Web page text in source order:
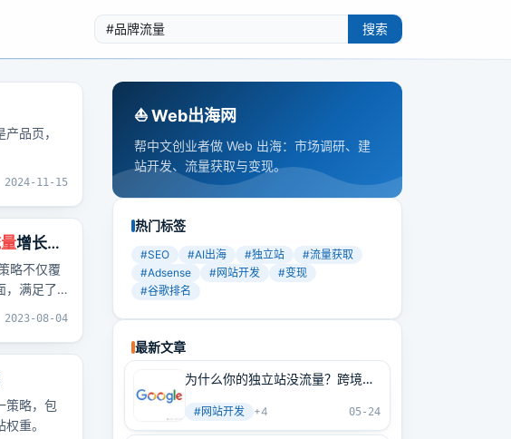
搜索
品页，
2024-11-15
增长20
略不仅覆
，满足了
2023-08-04
策略，包
重。
⛵️ Web出海网
帮中文创业者做 Web 出海：市场调研、建
站开发、流量获取与变现。
热门标签
#SEO #AI出海 #独立站 #流量获取
#Adsense #网站开发 #变现
#谷歌排名
最新文章
为什么你的独立站没流量？跨境卖
#网站开发 +4 05-24